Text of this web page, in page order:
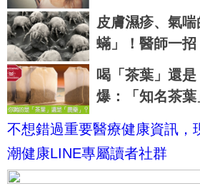
皮膚濕疹、氣
蟎」！醫師一
惡蟲｜每日健康
喝「茶葉」還
爆：「知名茶
藥」，再喝癌
門｜每日健康
不想錯過重要醫療健康資訊，
潮健康LINE專屬讀者社群